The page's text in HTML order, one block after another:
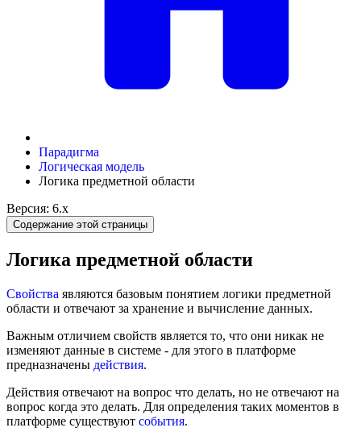
Парадигма
Логическая модель
Логика предметной области
Версия: 6.x
Содержание этой страницы
Логика предметной области
Свойства являются базовым понятием логики предметной
области и отвечают за хранение и вычисление данных.
Важным отличием свойств является то, что они никак не
изменяют данные в системе - для этого в платформе
предназначены действия.
Действия отвечают на вопрос что делать, но не отвечают на
вопрос когда это делать. Для определения таких моментов в
платформе существуют события.